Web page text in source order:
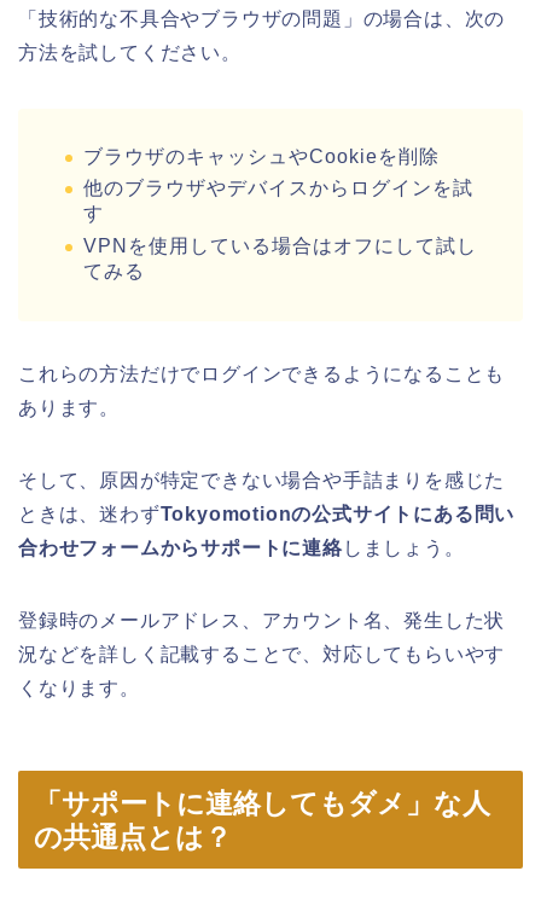
「技術的な不具合やブラウザの問題」の場合は、次の
方法を試してください。
ブラウザのキャッシュやCookieを削除
他のブラウザやデバイスからログインを試
す
VPNを使用している場合はオフにして試し
てみる
これらの方法だけでログインできるようになることも
あります。
そして、原因が特定できない場合や手詰まりを感じた
ときは、迷わずTokyomotionの公式サイトにある問い
合わせフォームからサポートに連絡 しましょう。
登録時のメールアドレス、アカウント名、発生した状
況などを詳しく記載することで、対応してもらいやす
くなります。
「サポートに連絡してもダメ」な人
の共通点とは？